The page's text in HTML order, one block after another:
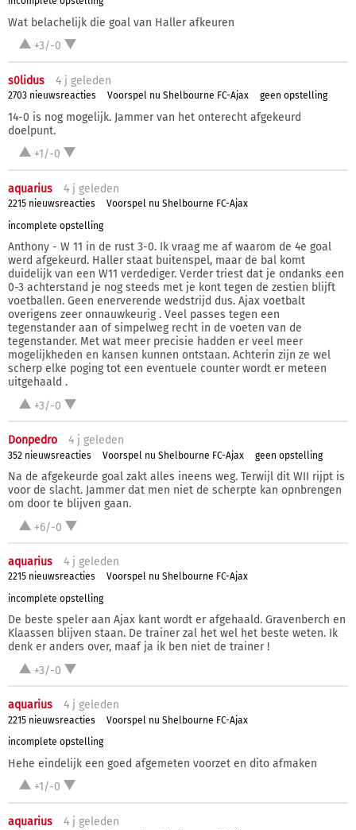
Wat belachelijk die goal van Haller afkeuren
+3/-0
s0lidus 4 j geleden
2703 nieuwsreacties Voorspel nu Shelbourne FC-Ajax geen opstelling
14-0 is nog mogelijk. Jammer van het onterecht afgekeurd
doelpunt.
+1/-0
aquarius 4 j geleden
2215 nieuwsreacties
Voorspel nu Shelbourne FC-Ajax
incomplete opstelling
Anthony - W 11 in de rust 3-0. Ik vraag me af waarom de 4e goal
werd afgekeurd. Haller staat buitenspel, maar de bal komt
duidelijk van een W11 verdediger. Verder triest dat je ondanks een
0-3 achterstand je nog steeds met je kont tegen de zestien blijft
voetballen. Geen enerverende wedstrijd dus. Ajax voetbalt
overigens zeer onnauwkeurig . Veel passes tegen een
tegenstander aan of simpelweg recht in de voeten van de
tegenstander. Met wat meer precisie hadden er veel meer
mogelijkheden en kansen kunnen ontstaan. Achterin zijn ze wel
scherp elke poging tot een eventuele counter wordt er meteen
uitgehaald .
+3/-0
Donpedro 4 j geleden
352 nieuwsreacties Voorspel nu Shelbourne FC-Ajax geen opstelling
Na de afgekeurde goal zakt alles ineens weg. Terwijl dit WII rijpt is
voor de slacht. Jammer dat men niet de scherpte kan opnbrengen
om door te blijven gaan.
+6/-0
aquarius 4 j geleden
2215 nieuwsreacties
Voorspel nu Shelbourne FC-Ajax
incomplete opstelling
De beste speler aan Ajax kant wordt er afgehaald. Gravenberch en
Klaassen blijven staan. De trainer zal het wel het beste weten. Ik
denk er anders over, maaf ja ik ben niet de trainer !
+3/-0
aquarius 4 j geleden
2215 nieuwsreacties
Voorspel nu Shelbourne FC-Ajax
incomplete opstelling
Hehe eindelijk een goed afgemeten voorzet en dito afmaken
+1/-0
aquarius 4 j geleden